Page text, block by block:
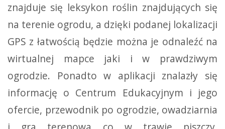
znajduje się leksykon roślin znajdujących się
na terenie ogrodu, a dzięki podanej lokalizacji
GPS z łatwością będzie można je odnaleźć na
wirtualnej mapce jaki i w prawdziwym
ogrodzie. Ponadto w aplikacji znalazły się
informację o Centrum Edukacyjnym i jego
ofercie, przewodnik po ogrodzie, owadziarnia